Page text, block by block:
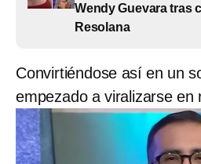
Wendy Guevara tras
Resolana
Convirtiéndose así en un
empezado a viralizarse en